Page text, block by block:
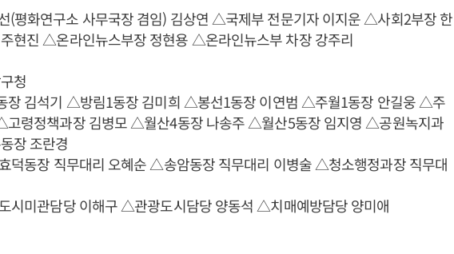
(평화연구소 사무국장 겸임) 김상연 △국제부 전문기자 이지운 △사회2부장 한
현진 △온라인뉴스부장 정현용 △온라인뉴스부 차장 강주리
청
장 김석기 △방림1동장 김미희 △봉선1동장 이연범 △주월1동장 안길웅 △주
고령정책과장 김병모 △월산4동장 나송주 △월산5동장 임지영 △공원녹지과
장 조란경
덕동장 직무대리 오혜순 △송암동장 직무대리 이병술 △청소행정과장 직무대
시미관담당 이해구 △관광도시담당 양동석 △치매예방담당 양미애